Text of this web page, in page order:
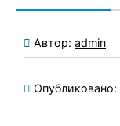
Автор: admin
Опубликовано: